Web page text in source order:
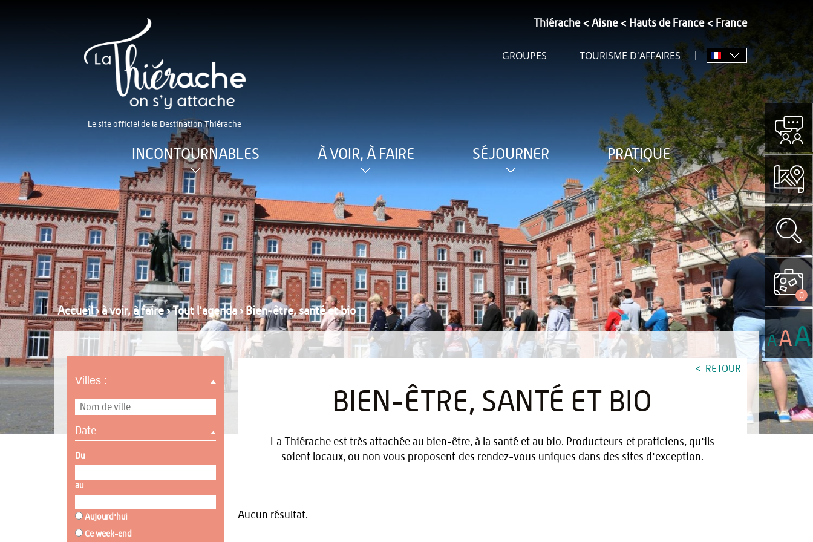
Le site officiel de la Destination Thiérache
Thiérache Aisne Hauts de France France
GROUPES TOURISME D'AFFAIRES
INCONTOURNABLES À VOIR, À FAIRE SÉJOURNER PRATIQUE
Accueil›à voir, à faire›Tout l'agenda›Bien-être, santé et bio
Villes :
Date
Du
au
Aujourd'hui
Ce week-end
RETOUR
BIEN-ÊTRE, SANTÉ ET BIO
La Thiérache est très attachée au bien-être, à la santé et au bio. Producteurs et praticiens, qu'ils
soient locaux, ou non vous proposent des rendez-vous uniques dans des sites d'exception.
Aucun résultat.
0
AAA